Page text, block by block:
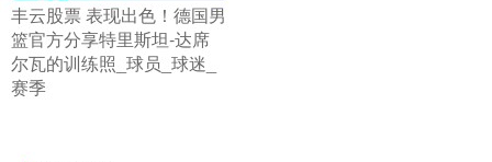
​丰云股票 表现出色！德国男
篮官方分享特里斯坦-达席
尔瓦的训练照_球员_球迷_
赛季